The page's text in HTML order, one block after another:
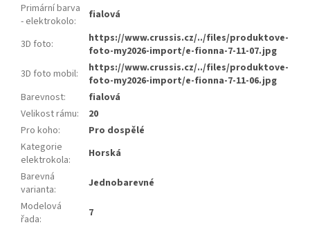
Primární barva
- elektrokolo: fialová
3D foto:
https://www.crussis.cz/../files/produktove-
foto-my2026-import/e-fionna-7-11-07.jpg
3D foto mobil:
https://www.crussis.cz/../files/produktove-
foto-my2026-import/e-fionna-7-11-06.jpg
Barevnost:
fialová
Velikost rámu:
20
Pro koho:
Pro dospělé
Kategorie
elektrokola:
Horská
Barevná
varianta:
Jednobarevné
Modelová
řada: 7